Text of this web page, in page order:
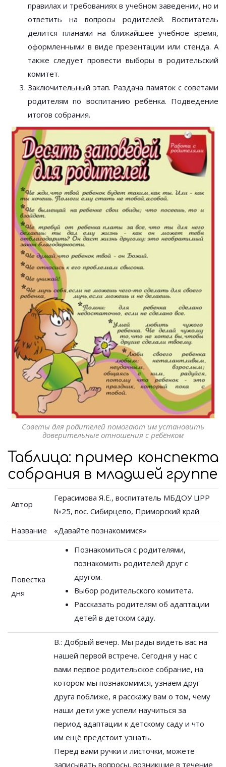
правилах и требованиях в учебном заведении, но и
ответить на вопросы родителей. Воспитатель
делится планами на ближайшее учебное время,
оформленными в виде презентации или стенда. А
также следует провести выборы в родительский
комитет.
Заключительный этап. Раздача памяток с советами
родителям по воспитанию ребёнка. Подведение
итогов собрания.
Советы для родителей помогают им установить
доверительные отношения с ребёнком
Таблица: пример конспекта
собрания в младшей группе
Автор
Герасимова Я.Е., воспитатель МБДОУ ЦРР
№25, пос. Сибирцево, Приморский край
Название
«Давайте познакомимся»
Повестка
дня
Познакомиться с родителями,
познакомить родителей друг с
другом.
Выбор родительского комитета.
Рассказать родителям об адаптации
детей в детском саду.
В.: Добрый вечер. Мы рады видеть вас на
нашей первой встрече. Сегодня у нас с
вами первое родительское собрание, на
котором мы познакомимся, узнаем друг
друга поближе, я расскажу вам о том, чему
наши дети уже успели научиться за
период адаптации к детскому саду и что
им ещё предстоит узнать.
Перед вами ручки и листочки, можете
записывать вопросы, возникшие в течение